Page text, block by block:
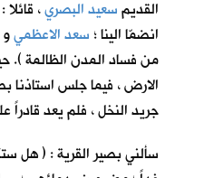
القديمسعيد البصري،
انضمّا الينا ؛ سعد الاعظميو
من فساد المدن الظالمة ).
الارض ، فيما جلس استاذنا
جريد النخل ، فلم يعد قادراً
سألني بصير القرية : ( هل